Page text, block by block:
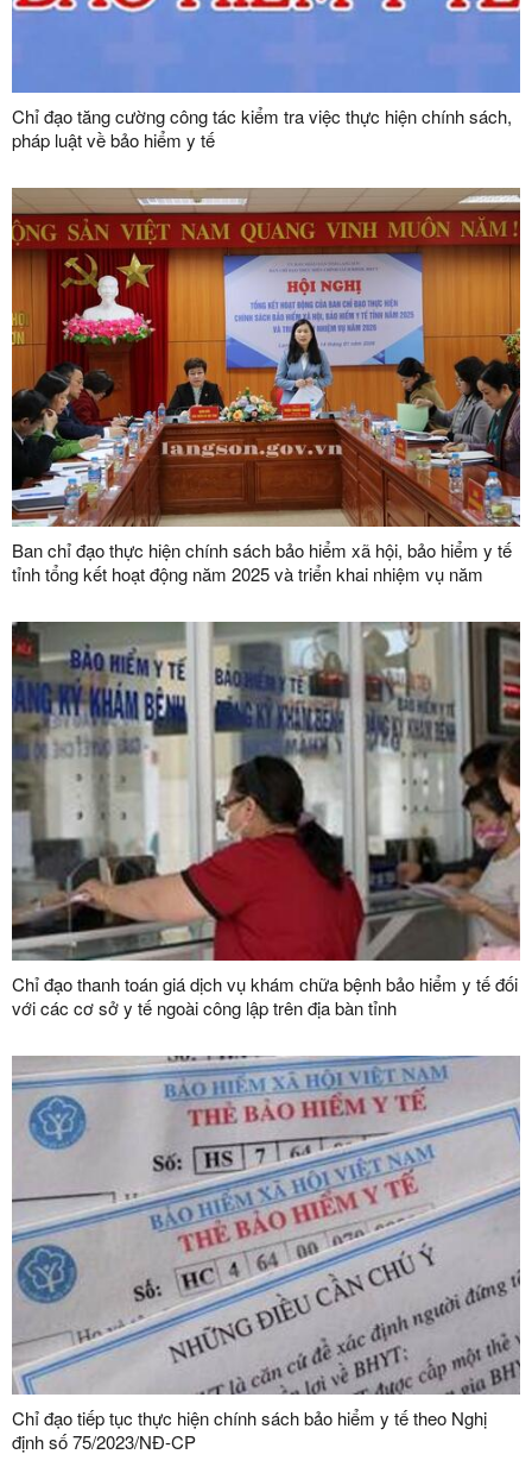
Chỉ đạo tăng cường công tác kiểm tra việc thực hiện chính sách,
pháp luật về bảo hiểm y tế
Ban chỉ đạo thực hiện chính sách bảo hiểm xã hội, bảo hiểm y tế
tỉnh tổng kết hoạt động năm 2025 và triển khai nhiệm vụ năm
Chỉ đạo thanh toán giá dịch vụ khám chữa bệnh bảo hiểm y tế đối
với các cơ sở y tế ngoài công lập trên địa bàn tỉnh
Chỉ đạo tiếp tục thực hiện chính sách bảo hiểm y tế theo Nghị
định số 75/2023/NĐ-CP